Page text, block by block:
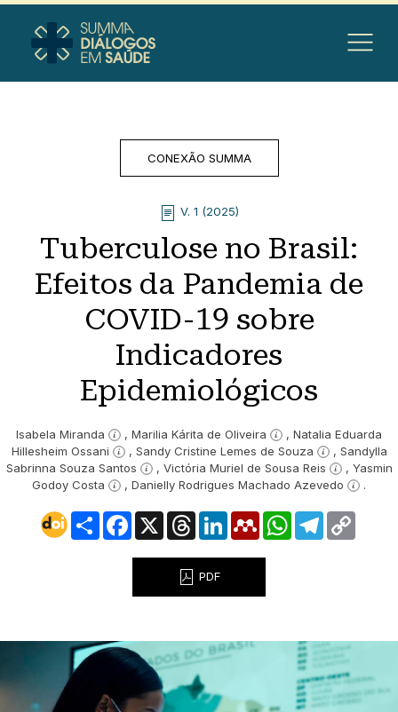
CONEXÃO SUMMA
V. 1 (2025)
Tuberculose no Brasil:
Efeitos da Pandemia de
COVID-19 sobre
Indicadores
Epidemiológicos
Isabela Miranda Marilia Kárita de Oliveira
Natalia Eduarda
Hillesheim Ossani
Sandy Cristine Lemes de Souza
Sandylla
Sabrinna Souza Santos
Victória Muriel de Sousa Reis
Yasmin
Godoy Costa
Danielly Rodrigues Machado Azevedo
Share Facebook
X ThreadsLinkedInMendeleyWhatsApp
Telegram
PDF